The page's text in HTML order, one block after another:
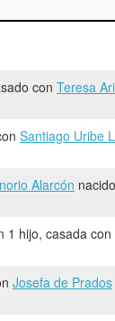
con Teresa
Santiago Uribe
Alarcón
1 hijo, casada con
Josefa de Prados